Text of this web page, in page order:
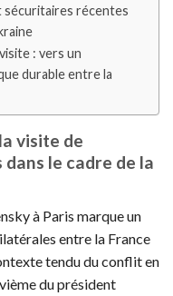
sécuritaires récentes
: vers un
durable entre la
visite de
le cadre de la
à Paris marque un
entre la France
tendu du conflit en
du président